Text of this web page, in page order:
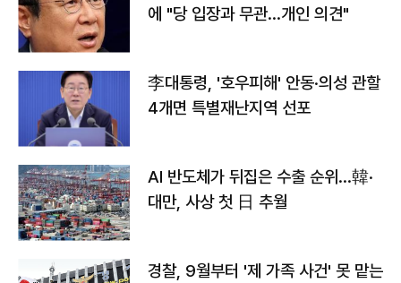
에 "당 입장과 무관…개인 의견"
李대통령, '호우피해' 안동·의성 관할
4개면 특별재난지역 선포
AI 반도체가 뒤집은 수출 순위…韓·
대만, 사상 첫 日 추월
경찰, 9월부터 '제 가족 사건' 못 맡는